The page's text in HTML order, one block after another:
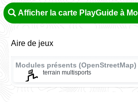
Afficher la carte PlayGuide à
Aire de jeux
Modules présents (OpenStreetMap)
terrain multisports